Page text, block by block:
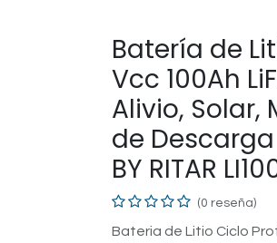
Batería de
Vcc 100Ah
Alivio, Solar,
de Descarga
BY RITAR
(0 reseña)
Bateria de Litio Ciclo